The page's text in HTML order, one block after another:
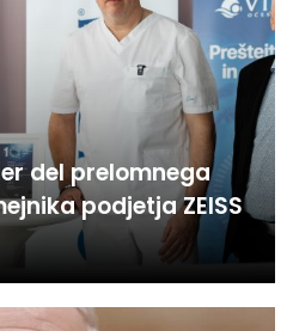
del prelomnega
podjetja ZEISS